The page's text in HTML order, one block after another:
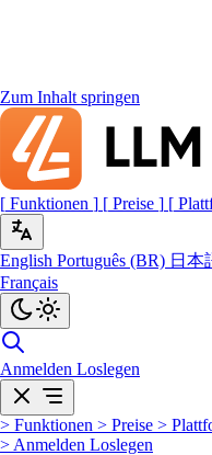
Zum Inhalt springen
[ Funktionen ] [ Preise ] [
English Português (BR) 日本
Français
Anmelden Loslegen
> Funktionen > Preise >
> Anmelden Loslegen